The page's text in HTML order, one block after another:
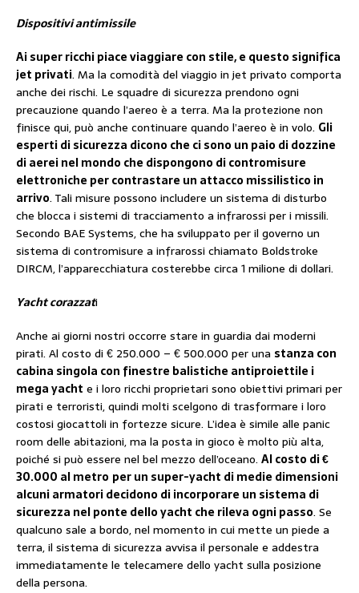
Dispositivi antimissile
Ai super ricchi piace viaggiare con stile, e questo significa
jet privati​. Ma la comodità del viaggio in jet privato comporta
anche dei rischi. Le squadre di sicurezza prendono ogni
precauzione quando l’aereo è a terra. Ma la protezione non
finisce qui, può anche continuare quando l’aereo è in volo. Gli
esperti di sicurezza dicono che ci sono un paio di dozzine
di aerei nel mondo che dispongono di contromisure
elettroniche per contrastare un attacco missilistico in
arrivo. Tali misure possono includere un sistema di disturbo
che blocca i sistemi di tracciamento a infrarossi per i missili.
Secondo BAE Systems, che ha sviluppato per il governo un
sistema di contromisure a infrarossi chiamato Boldstroke
DIRCM, l’apparecchiatura costerebbe circa 1 milione di dollari.
Yacht corazzati
Anche ai giorni nostri occorre stare in guardia dai moderni
pirati. Al costo di € 250.000 – € 500.000 per una stanza con
cabina singola con finestre balistiche antiproiettile i
mega yacht e i loro ricchi proprietari sono obiettivi primari per
pirati e terroristi, quindi molti scelgono di trasformare i loro
costosi giocattoli in fortezze sicure. L’idea è simile alle panic
room delle abitazioni, ma la posta in gioco è molto più alta,
poiché si può essere nel bel mezzo dell’oceano. Al costo di €
30.000 al metro per un super-yacht di medie dimensioni
alcuni armatori decidono di incorporare un sistema di
sicurezza nel ponte dello yacht che rileva ogni passo. Se
qualcuno sale a bordo, nel momento in cui mette un piede a
terra, il sistema di sicurezza avvisa il personale e addestra
immediatamente le telecamere dello yacht sulla posizione
della persona.